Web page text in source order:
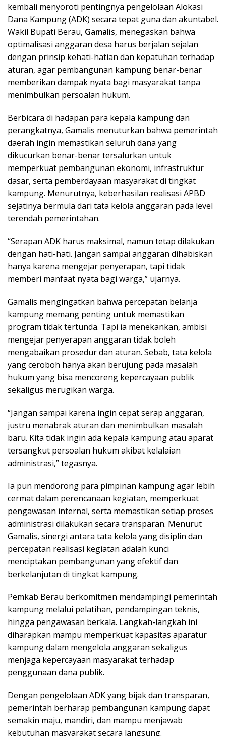
kembali menyoroti pentingnya pengelolaan Alokasi
Dana Kampung (ADK) secara tepat guna dan akuntabel.
Wakil Bupati Berau, Gamalis, menegaskan bahwa
optimalisasi anggaran desa harus berjalan sejalan
dengan prinsip kehati-hatian dan kepatuhan terhadap
aturan, agar pembangunan kampung benar-benar
memberikan dampak nyata bagi masyarakat tanpa
menimbulkan persoalan hukum.
Berbicara di hadapan para kepala kampung dan
perangkatnya, Gamalis menuturkan bahwa pemerintah
daerah ingin memastikan seluruh dana yang
dikucurkan benar-benar tersalurkan untuk
memperkuat pembangunan ekonomi, infrastruktur
dasar, serta pemberdayaan masyarakat di tingkat
kampung. Menurutnya, keberhasilan realisasi APBD
sejatinya bermula dari tata kelola anggaran pada level
terendah pemerintahan.
“Serapan ADK harus maksimal, namun tetap dilakukan
dengan hati-hati. Jangan sampai anggaran dihabiskan
hanya karena mengejar penyerapan, tapi tidak
memberi manfaat nyata bagi warga,” ujarnya.
Gamalis mengingatkan bahwa percepatan belanja
kampung memang penting untuk memastikan
program tidak tertunda. Tapi ia menekankan, ambisi
mengejar penyerapan anggaran tidak boleh
mengabaikan prosedur dan aturan. Sebab, tata kelola
yang ceroboh hanya akan berujung pada masalah
hukum yang bisa mencoreng kepercayaan publik
sekaligus merugikan warga.
“Jangan sampai karena ingin cepat serap anggaran,
justru menabrak aturan dan menimbulkan masalah
baru. Kita tidak ingin ada kepala kampung atau aparat
tersangkut persoalan hukum akibat kelalaian
administrasi,” tegasnya.
Ia pun mendorong para pimpinan kampung agar lebih
cermat dalam perencanaan kegiatan, memperkuat
pengawasan internal, serta memastikan setiap proses
administrasi dilakukan secara transparan. Menurut
Gamalis, sinergi antara tata kelola yang disiplin dan
percepatan realisasi kegiatan adalah kunci
menciptakan pembangunan yang efektif dan
berkelanjutan di tingkat kampung.
Pemkab Berau berkomitmen mendampingi pemerintah
kampung melalui pelatihan, pendampingan teknis,
hingga pengawasan berkala. Langkah-langkah ini
diharapkan mampu memperkuat kapasitas aparatur
kampung dalam mengelola anggaran sekaligus
menjaga kepercayaan masyarakat terhadap
penggunaan dana publik.
Dengan pengelolaan ADK yang bijak dan transparan,
pemerintah berharap pembangunan kampung dapat
semakin maju, mandiri, dan mampu menjawab
kebutuhan masyarakat secara langsung.